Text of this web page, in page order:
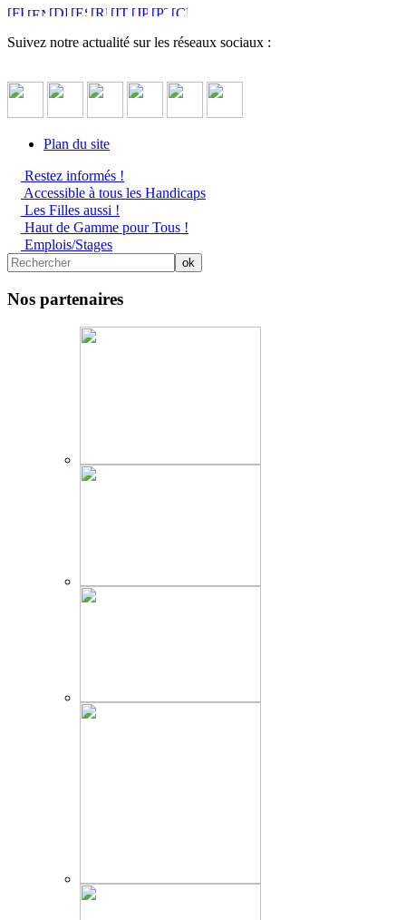
Suivez notre actualité sur les réseaux sociaux :
Plan du site
Restez informés !
Accessible à tous les Handicaps
Les Filles aussi !
Haut de Gamme pour Tous !
Emplois/Stages
Nos partenaires